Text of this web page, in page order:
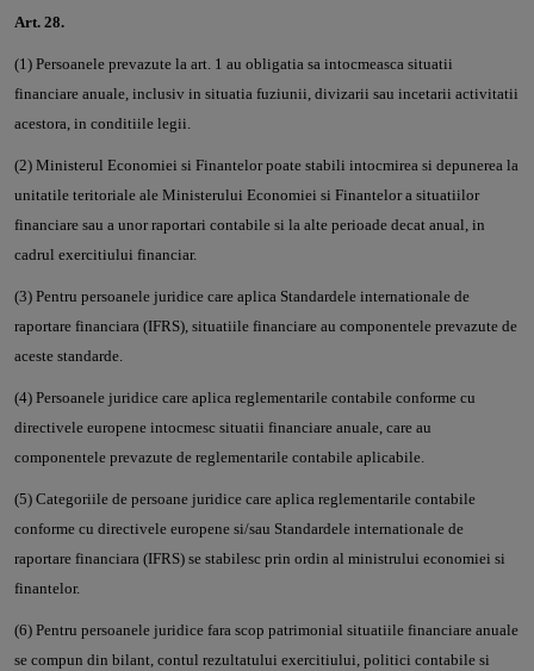
Art. 28.
(1) Persoanele prevazute la art. 1 au obligatia sa intocmeasca situatii
financiare anuale, inclusiv in situatia fuziunii, divizarii sau incetarii activitatii
acestora, in conditiile legii.
(2) Ministerul Economiei si Finantelor poate stabili intocmirea si depunerea la
unitatile teritoriale ale Ministerului Economiei si Finantelor a situatiilor
financiare sau a unor raportari contabile si la alte perioade decat anual, in
cadrul exercitiului financiar.
(3) Pentru persoanele juridice care aplica Standardele internationale de
raportare financiara (IFRS), situatiile financiare au componentele prevazute de
aceste standarde.
(4) Persoanele juridice care aplica reglementarile contabile conforme cu
directivele europene intocmesc situatii financiare anuale, care au
componentele prevazute de reglementarile contabile aplicabile.
(5) Categoriile de persoane juridice care aplica reglementarile contabile
conforme cu directivele europene si/sau Standardele internationale de
raportare financiara (IFRS) se stabilesc prin ordin al ministrului economiei si
finantelor.
(6) Pentru persoanele juridice fara scop patrimonial situatiile financiare anuale
se compun din bilant, contul rezultatului exercitiului, politici contabile si